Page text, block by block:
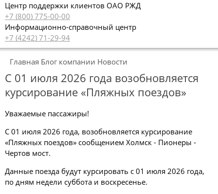
Центр поддержки клиентов ОАО РЖД
+7 (800) 775-00-00
Информационно-справочный центр
+7 (4242) 71-29-94
Главная Блог компании Новости
С 01 июля 2026 года возобновляется
курсирование «Пляжных поездов»
Уважаемые пассажиры!
С 01 июля 2026 года, возобновляется курсирование
«Пляжных поездов» сообщением Холмск - Пионеры -
Чертов мост.
Данные поезда будут курсировать с 01 июля 2026 года,
по дням недели суббота и воскресенье.